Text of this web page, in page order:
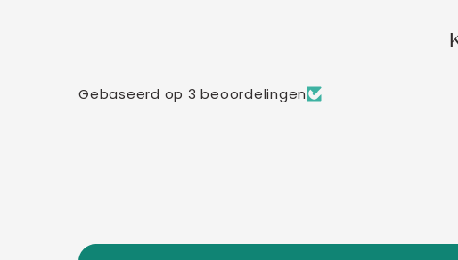
Gebaseerd op 3 beoordelingen